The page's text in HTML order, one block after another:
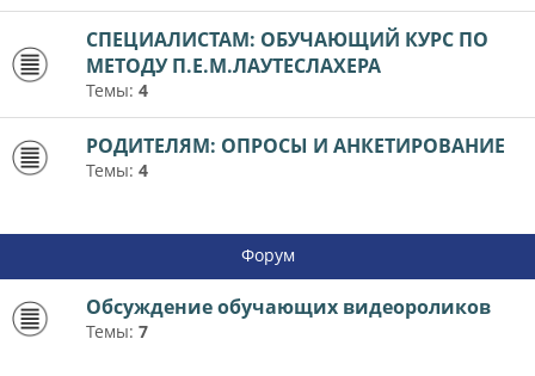
СПЕЦИАЛИСТАМ: ОБУЧАЮЩИЙ КУРС ПО
МЕТОДУ П.Е.М.ЛАУТЕСЛАХЕРА
Темы: 4
РОДИТЕЛЯМ: ОПРОСЫ И АНКЕТИРОВАНИЕ
Темы: 4
Форум
Обсуждение обучающих видеороликов
Темы: 7